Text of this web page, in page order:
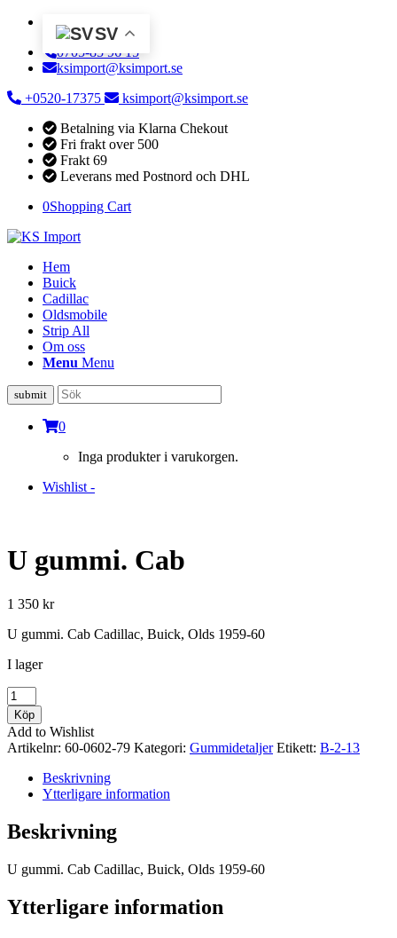
SV
0705-85 96 15
ksimport@ksimport.se
+0520-17375
ksimport@ksimport.se
Betalning via Klarna Chekout
Fri frakt over 500
Frakt 69
Leverans med Postnord och DHL
0Shopping Cart
Hem
Buick
Cadillac
Oldsmobile
Strip All
Om oss
Menu Menu
0
Inga produkter i varukorgen.
Wishlist -
U gummi. Cab
1 350 kr
U gummi. Cab Cadillac, Buick, Olds 1959-60
I lager
U
gummi.
Cab
mängd
Köp
Add to Wishlist
Artikelnr: 60-0602-79 Kategori: Gummidetaljer Etikett: B-2-13
Beskrivning
Ytterligare information
Beskrivning
U gummi. Cab Cadillac, Buick, Olds 1959-60
Ytterligare information